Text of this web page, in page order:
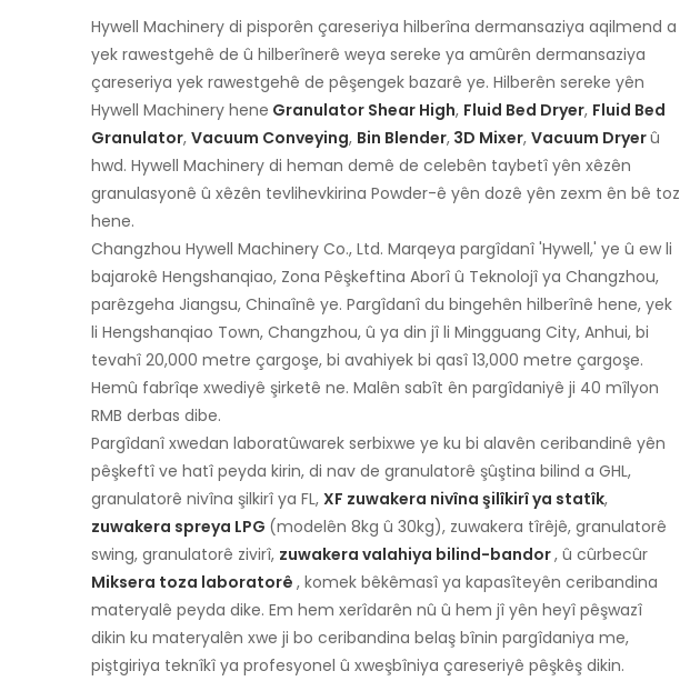
Hywell Machinery di pisporên çareseriya hilberîna dermansaziya aqilmend a
yek rawestgehê de û hilberînerê weya sereke ya amûrên dermansaziya
çareseriya yek rawestgehê de pêşengek bazarê ye. Hilberên sereke yên
Hywell Machinery hene Granulator Shear High, Fluid Bed Dryer, Fluid Bed
Granulator, Vacuum Conveying, Bin Blender, 3D Mixer, Vacuum Dryerû
hwd. Hywell Machinery di heman demê de celebên taybetî yên xêzên
granulasyonê û xêzên tevlihevkirina Powder-ê yên dozê yên zexm ên bê toz
hene.
Changzhou Hywell Machinery Co., Ltd. Marqeya pargîdanî 'Hywell,' ye û ew li
bajarokê Hengshanqiao, Zona Pêşkeftina Aborî û Teknolojî ya Changzhou,
parêzgeha Jiangsu, Chinaînê ye. Pargîdanî du bingehên hilberînê hene, yek
li Hengshanqiao Town, Changzhou, û ya din jî li Mingguang City, Anhui, bi
tevahî 20,000 metre çargoşe, bi avahiyek bi qasî 13,000 metre çargoşe.
Hemû fabrîqe xwediyê şirketê ne. Malên sabît ên pargîdaniyê ji 40 mîlyon
RMB derbas dibe.
Pargîdanî xwedan laboratûwarek serbixwe ye ku bi alavên ceribandinê yên
pêşkeftî ve hatî peyda kirin, di nav de granulatorê şûştina bilind a GHL,
granulatorê nivîna şilkirî ya FL, XF zuwakera nivîna şilîkirî ya statîk,
zuwakera spreya LPG (modelên 8kg û 30kg), zuwakera tîrêjê, granulatorê
swing, granulatorê zivirî, zuwakera valahiya bilind-bandor, û cûrbecûr
Miksera toza laboratorê , komek bêkêmasî ya kapasîteyên ceribandina
materyalê peyda dike. Em hem xerîdarên nû û hem jî yên heyî pêşwazî
dikin ku materyalên xwe ji bo ceribandina belaş bînin pargîdaniya me,
piştgiriya teknîkî ya profesyonel û xweşbîniya çareseriyê pêşkêş dikin.